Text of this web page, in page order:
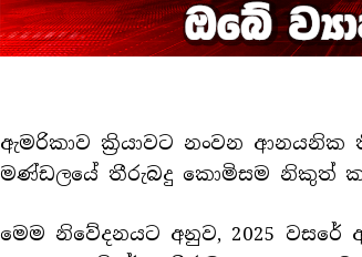
ඇමරිකාව ක්‍රියාවට නංවන ආනයනික
මණ්‍ඩලයේ තීරුබදු කොමිසම නිකුත්
මෙම නිවේදනයට අනුව, 2025